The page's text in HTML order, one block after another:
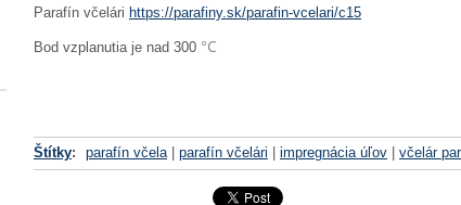
Parafín včelári https://parafiny.sk/parafin-vcelari/c15
Bod vzplanutia je nad 300 °C
Štítky: parafín včela parafín včelári impregnácia úľov včelár